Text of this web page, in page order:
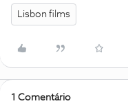
Lisbon films
1 Comentário